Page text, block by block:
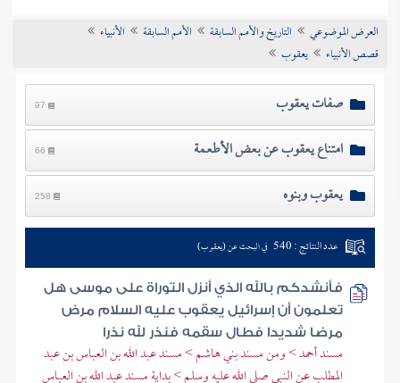
تراجم الأعلام
العرض الموضوعي التاريخ والأمم السابقة الأمم السابقة
الأنبياء
قصص الأنبياء
يعقوب
صفات يعقوب 97
امتناع يعقوب عن بعض الأطعمة 66
يعقوب وبنوه 258
عدد النتائج : 540 في البحث عن (يعقوب)
فأنشدكم بالله الذي أنزل التوراة على موسى هل
تعلمون أن إسرائيل يعقوب عليه السلام مرض
مرضا شديدا فطال سقمه فنذر لله نذرا
مسند أحمد > ومن مسند بني هاشم > مسند عبد الله بن العباس بن عبد
المطلب عن النبي صلى الله عليه وسلم > بداية مسند عبد الله بن العباس